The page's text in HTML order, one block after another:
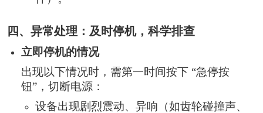
四、异常处理：及时停机，科学排查
立即停机的情况
出现以下情况时，需第一时间按下 “急停按
钮”，切断电源：
设备出现剧烈震动、异响（如齿轮碰撞声、